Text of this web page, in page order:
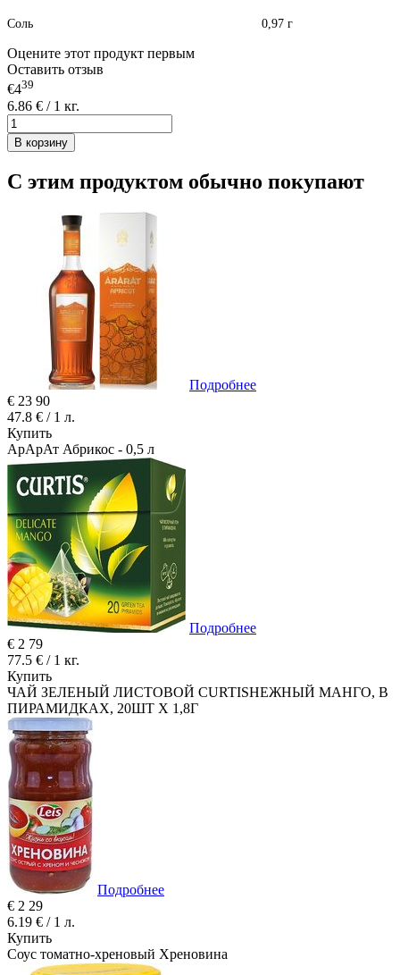
Соль 0,97 г
Оцените этот продукт первым
Оставить отзыв
€439
6.86 € / 1 кг.
В корзину
С этим продуктом обычно покупают
Подробнее
€ 23 90
47.8 € / 1 л.
Купить
АрАрАт Абрикос - 0,5 л
Подробнее
€ 2 79
77.5 € / 1 кг.
Купить
ЧАЙ ЗЕЛЕНЫЙ ЛИСТОВОЙ CURTISНЕЖНЫЙ МАНГО, В
ПИРАМИДКАХ, 20ШТ Х 1,8Г
Подробнее
€ 2 29
6.19 € / 1 л.
Купить
Соус томатно-хреновый Хреновина